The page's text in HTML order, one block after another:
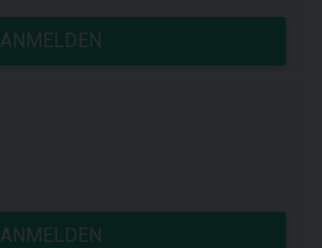
ANMELDEN
ANMELDEN